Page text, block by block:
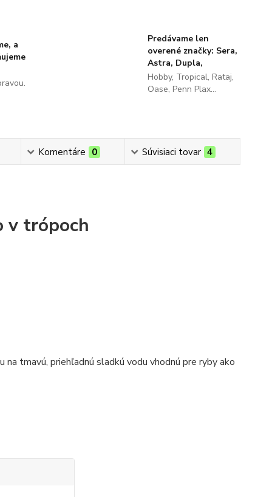
a
Predávame len
overené značky: Sera,
Astra, Dupla,
Hobby, Tropical, Rataj,
Oase, Penn Plax...
Komentáre 0 Súvisiaci tovar 4
v trópoch
tmavú, priehľadnú sladkú vodu vhodnú pre ryby ako